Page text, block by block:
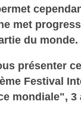
met
du monde.
présenter
Festival
mondiale", 3